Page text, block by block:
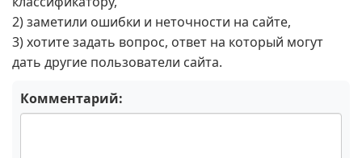
2) заметили ошибки и неточности на сайте,
3) хотите задать вопрос, ответ на который могут
дать другие пользователи сайта.
Комментарий: